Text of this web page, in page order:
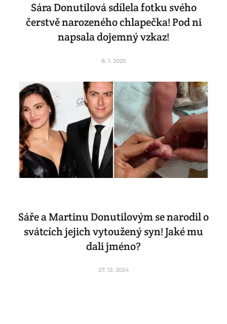
Sára Donutilová sdílela fotku svého
čerstvě narozeného chlapečka! Pod ni
napsala dojemný vzkaz!
8. 1. 2025
Sáře a Martinu Donutilovým se narodil o
svátcích jejich vytoužený syn! Jaké mu
dali jméno?
27. 12. 2024